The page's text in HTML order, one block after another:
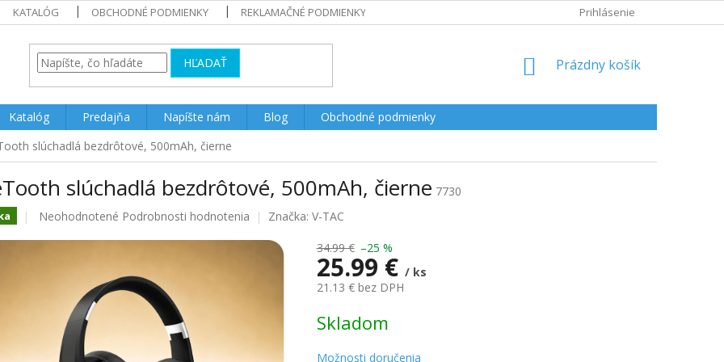
KATALÓG OBCHODNÉ PODMIENKY REKLAMAČNÉ PODMIENKY Prihlásenie
HĽADAŤ
NÁKUPNÝ
Prázdny košík
Katalóg Predajňa Napíšte nám Blog
Obchodné podmienky
slúchadlá bezdrôtové, 500mAh, čierne
slúchadlá bezdrôtové, 500mAh, čierne 7730
Priemerné
hviezdičiek.
Neohodnotené Podrobnosti hodnotenia Značka: V-TAC
34.99 € –25 %
25.99 € / ks
21.13 € bez DPH
cena:
Skladom
Možnosti doručenia